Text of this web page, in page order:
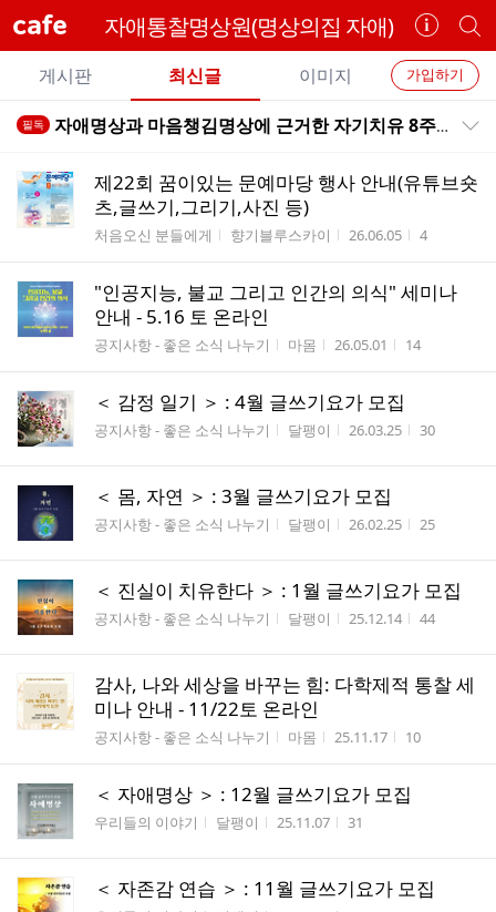
cafe 자애통찰명상원(명상의집 자애)
카
페
정
보
보
기
개
별
카
페
검
카
페
메
가입하기
게시판 최신글 이미지
전
글
필독 자애명상과 마음챙김명상에 근거한 자기치유 8주 과정 52기 안내 2021.03~04
제22회 꿈이있는 문예마당 행사 안내(유튜브숏
츠,글쓰기,그리기,사진 등)
게시판명
처음오신 분들에게 작성자
향기블루스카이 작성시간
26.06.05 조회수
4
"인공지능, 불교 그리고 인간의 의식" 세미나
안내 - 5.16 토 온라인
게시판명
공지사항 - 좋은 소식 나누기 작성자
마몸 작성시간
26.05.01 조회수
14
＜ 감정 일기 ＞ : 4월 글쓰기요가 모집
게시판명
공지사항 - 좋은 소식 나누기 작성자
달팽이 작성시간
26.03.25 조회수
30
＜ 몸, 자연 ＞ : 3월 글쓰기요가 모집
게시판명
공지사항 - 좋은 소식 나누기 작성자
달팽이 작성시간
26.02.25 조회수
25
＜ 진실이 치유한다 ＞ : 1월 글쓰기요가 모집
게시판명
공지사항 - 좋은 소식 나누기 작성자
달팽이 작성시간
25.12.14 조회수
44
감사, 나와 세상을 바꾸는 힘: 다학제적 통찰 세
미나 안내 - 11/22토 온라인
게시판명
공지사항 - 좋은 소식 나누기 작성자
마몸 작성시간
25.11.17 조회수
10
＜ 자애명상 ＞ : 12월 글쓰기요가 모집
게시판명
우리들의 이야기 작성자
달팽이 작성시간
25.11.07 조회수
31
＜ 자존감 연습 ＞ : 11월 글쓰기요가 모집